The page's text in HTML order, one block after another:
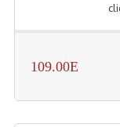
109.00E